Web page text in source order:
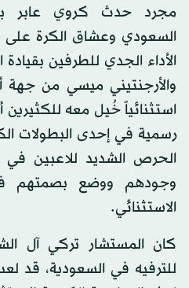
مجرد حدث كروي عابر
السعودي وعشاق الكرة
الأداء الجدي للطرفين بقيادة
والأرجنتيني ميسي من جهة
استثنائياً خُيل معه
رسمية في إحدى البطولات
الحرص الشديد للاعبين في
وجودهم ووضع بصمتهم
الاستثنائي.
كان المستشار تركي آل
للترفيه في السعودية، قد